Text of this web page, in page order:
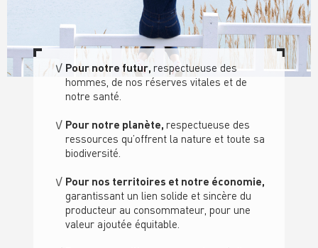
Pour notre futur,respectueuse des
hommes, de nos réserves vitales et de
notre santé.
Pour notre planète,respectueuse des
ressources qu’offrent la nature et toute sa
biodiversité.
Pour nos territoires et notre économie,
garantissant un lien solide et sincère du
producteur au consommateur, pour une
valeur ajoutée équitable.